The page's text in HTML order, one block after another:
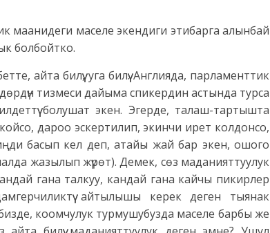
маанидеги маселе экендиги этибарга алынбай
болбойтко.
айта билүү, уга билүү. Англияда, парламенттик
тизмеси дайыма спикердин астында турса
болушат экен. Эгерде, талаш-тартышта
дароо эскертилип, экинчи ирет колдонсо,
басып кел деп, атайы жай бар экен, ошого
жазылып жүрөт). Демек, сөз маданияттуулук
гана талкуу, кандай гана кайчы пикирлер
айтылышы керек деген тыянак
коомчулук турмушубузда маселе барбы же